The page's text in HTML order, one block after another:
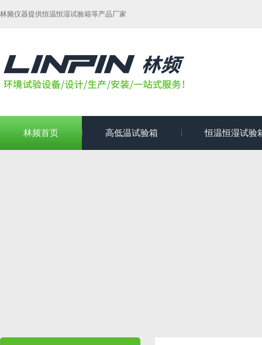
林频仪器提供恒温恒湿试验箱等产品厂家
林频首页 高低温试验箱 恒温恒湿试验